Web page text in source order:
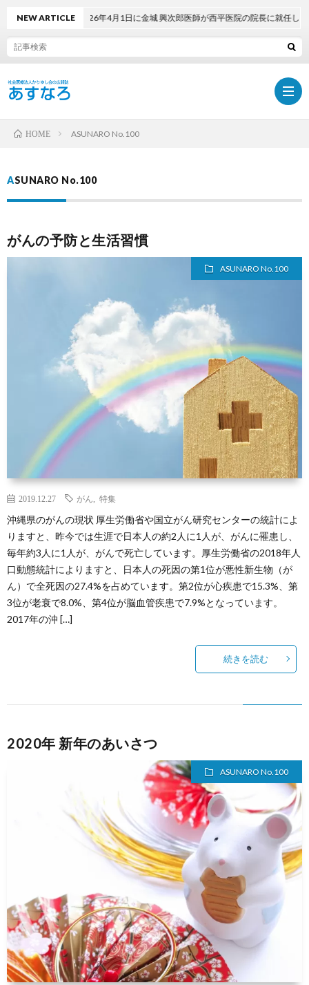
ー
最
号
で
む
採
情
報
り
ゆ
し
会
ニ
ュ
NEW ARTICLE
2026年4月1日に金城 興次郎医師が西平医院の院長に就任しました
HOME ASUNARO No.100
ASUNARO No.100
がんの予防と生活習慣
ASUNARO No.100
2019.12.27 がん 特集
沖縄県のがんの現状 厚生労働省や国立がん研究センターの統計によ
りますと、昨今では生涯で日本人の約2人に1人が、がんに罹患し、
毎年約3人に1人が、がんで死亡しています。厚生労働省の2018年人
口動態統計によりますと、日本人の死因の第1位が悪性新生物（が
ん）で全死因の27.4%を占めています。第2位が心疾患で15.3%、第
3位が老衰で8.0%、第4位が脳血管疾患で7.9%となっています。
2017年の沖 […]
続きを読む
2020年 新年のあいさつ
ASUNARO No.100